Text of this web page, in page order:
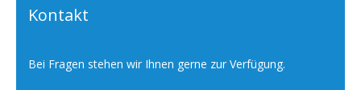
Kontakt
Bei Fragen stehen wir Ihnen gerne zur Verfügung.